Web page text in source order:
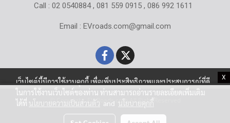
X
Call : 02 0540884 , 081 559 0915 , 086 992 1611
Email : EVroads.com@gmail.com
© Copyright EV-Roads.com All Right Reserved
เว็บไซต์นี้มีการใช้งานคุกกี้ เพื่อเพิ่มประสิทธิภาพและประสบการณ์ที่ดี
ในการใช้งานเว็บไซต์ของท่าน ท่านสามารถอ่านรายละเอียดเพิ่มเติม
ได้ที่ นโยบายความเป็นส่วนตัว and นโยบายคุกกี้